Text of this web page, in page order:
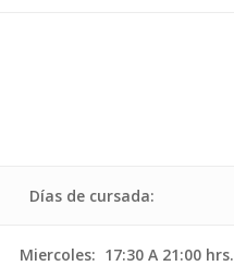
Días de cursada:
Miercoles: 17:30 A 21:00 hrs.